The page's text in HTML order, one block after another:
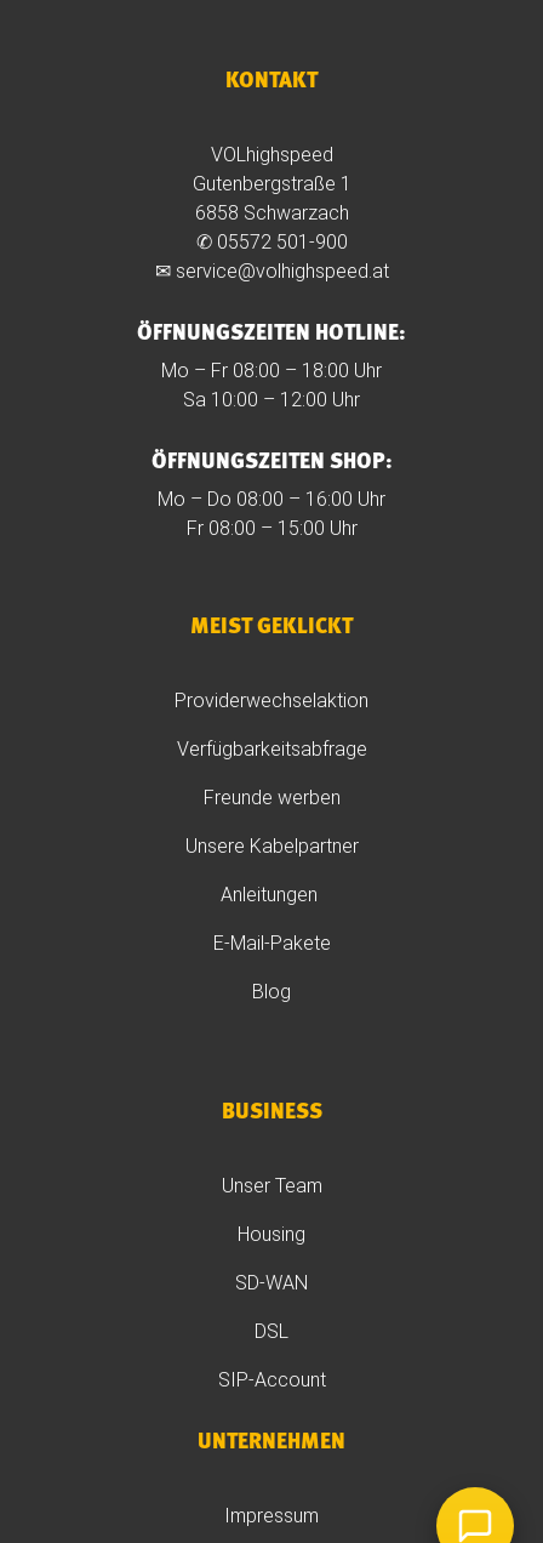
KONTAKT
VOLhighspeed
Gutenbergstraße 1
6858 Schwarzach
✆ 05572 501-900
✉ service@volhighspeed.at
ÖFFNUNGSZEITEN HOTLINE:
Mo – Fr 08:00 – 18:00 Uhr
Sa 10:00 – 12:00 Uhr
ÖFFNUNGSZEITEN SHOP:
Mo – Do 08:00 – 16:00 Uhr
Fr 08:00 – 15:00 Uhr
MEIST GEKLICKT
Providerwechselaktion
Verfügbarkeitsabfrage
Freunde werben
Unsere Kabelpartner
Anleitungen
E-Mail-Pakete
Blog
BUSINESS
Unser Team
Housing
SD-WAN
DSL
SIP-Account
UNTERNEHMEN
Impressum